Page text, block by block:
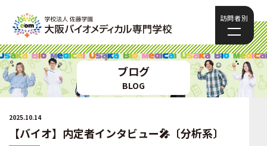
訪問者別
ブログ
BLOG
2025.10.14
【バイオ】内定者インタビュー🎤〔分析系〕